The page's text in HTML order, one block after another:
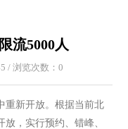
流5000人
/ 浏览次数： 0
重新开放。根据当前北
，实行预约、错峰、